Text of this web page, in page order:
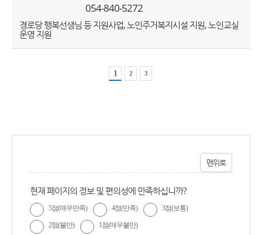
054-840-5272
경로당 행복선생님 등 지원사업, 노인주거복지시설 지원, 노인교실
운영 지원
1 2 3
맨위로
현재 페이지의 정보 및 편의성에 만족하십니까?
5점(매우만족) 4점(만족) 3점(보통)
2점(불만) 1점(매우불만)